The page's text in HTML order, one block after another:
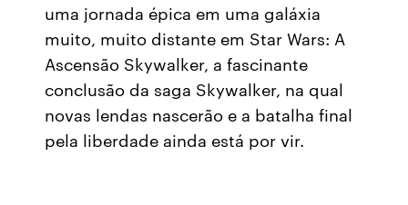
uma jornada épica em uma galáxia
muito, muito distante em Star Wars: A
Ascensão Skywalker, a fascinante
conclusão da saga Skywalker, na qual
novas lendas nascerão e a batalha final
pela liberdade ainda está por vir.